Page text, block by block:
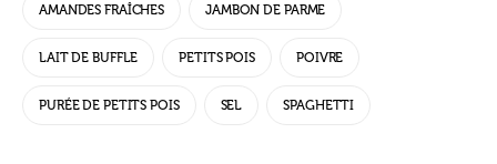
AMANDES FRAÎCHES JAMBON DE PARME
LAIT DE BUFFLE PETITS POIS POIVRE
PURÉE DE PETITS POIS SEL SPAGHETTI